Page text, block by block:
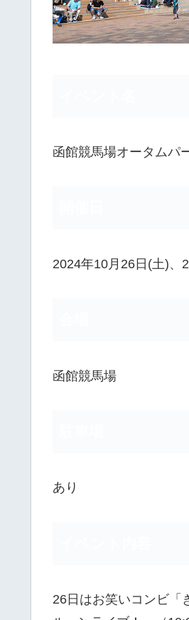
函館競馬場オータムパ
2024年10月26日(土)
函館競馬場
あり
26日はお笑いコンビ「